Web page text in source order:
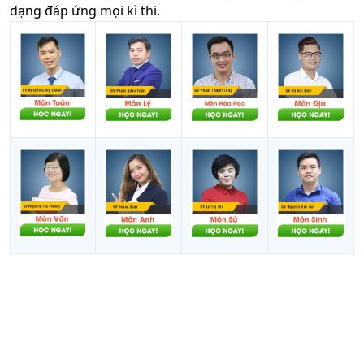
dạng đáp ứng mọi kì thi.